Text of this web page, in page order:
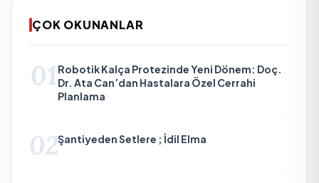
ÇOK OKUNANLAR
01 Robotik Kalça Protezinde Yeni Dönem: Doç.
Dr. Ata Can’dan Hastalara Özel Cerrahi
Planlama
02Şantiyeden Setlere ; İdil Elma